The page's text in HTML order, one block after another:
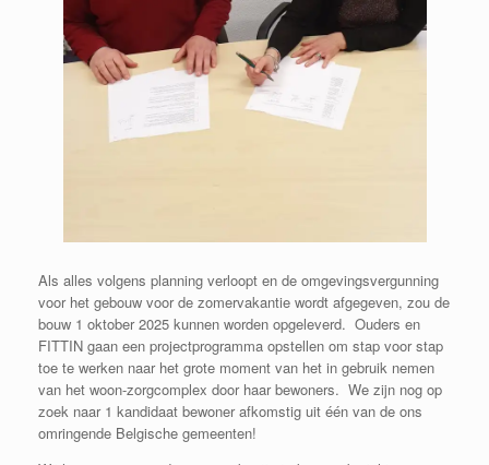
Als alles volgens planning verloopt en de omgevingsvergunning
voor het gebouw voor de zomervakantie wordt afgegeven, zou de
bouw 1 oktober 2025 kunnen worden opgeleverd. Ouders en
FITTIN gaan een projectprogramma opstellen om stap voor stap
toe te werken naar het grote moment van het in gebruik nemen
van het woon-zorgcomplex door haar bewoners. We zijn nog op
zoek naar 1 kandidaat bewoner afkomstig uit één van de ons
omringende Belgische gemeenten!